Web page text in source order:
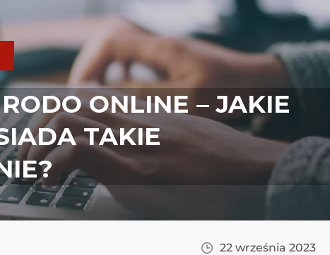
ONLINE – JAKIE
TAKIE
22 września 2023